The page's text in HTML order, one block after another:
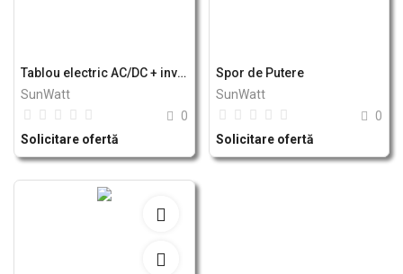
Tablou electric AC/DC + invertor
SunWatt
0
Solicitare ofertă
Spor de Putere
SunWatt
0
Solicitare ofertă